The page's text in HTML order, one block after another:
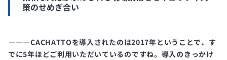
策のせめぎ合い
―――CACHATTOを導入されたのは2017年ということで、す
でに5年ほどご利用いただいているのですね。導入のきっかけ